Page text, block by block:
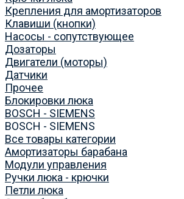
Крепления для амортизаторов
Клавиши (кнопки)
Насосы - сопутствующее
Дозаторы
Двигатели (моторы)
Датчики
Прочее
Блокировки люка
BOSCH - SIEMENS
BOSCH - SIEMENS
Все товары категории
Амортизаторы барабана
Модули управления
Ручки люка - крючки
Петли люка